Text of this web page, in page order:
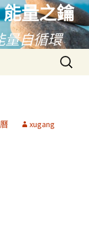
量之鑰
量自循環
搜
尋
xugang